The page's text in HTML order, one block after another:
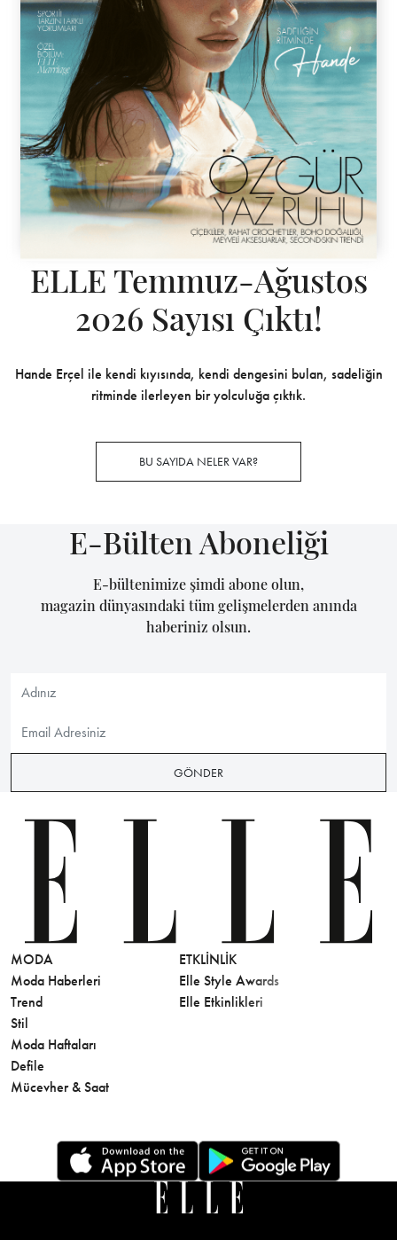
ELLE Temmuz-Ağustos
2026 Sayısı Çıktı!
Hande Erçel ile kendi kıyısında, kendi dengesini bulan, sadeliğin
ritminde ilerleyen bir yolculuğa çıktık.
BU SAYIDA NELER VAR?
E-Bülten Aboneliği
E-bültenimize şimdi abone olun,
magazin dünyasındaki tüm gelişmelerden anında
haberiniz olsun.
GÖNDER
MODA
Moda Haberleri
Trend
Stil
Moda Haftaları
Defile
Mücevher & Saat
ETKLINLIK
Elle Style Awards
Elle Etkinlikleri